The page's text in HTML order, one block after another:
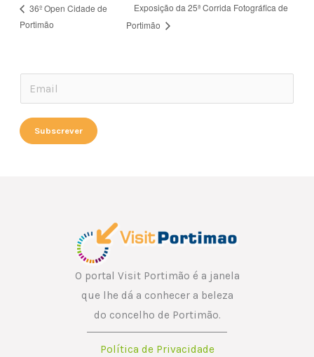
36º Open Cidade de
Portimão
Exposição da 25ª Corrida Fotográfica de
Portimão
E
i
m
a
i
Subscrever
O portal Visit Portimão é a janela
que lhe dá a conhecer a beleza
do concelho de Portimão.
Política de Privacidade